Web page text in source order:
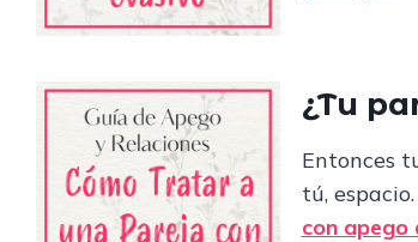
¿Tu
Entonces
tú,
con apego